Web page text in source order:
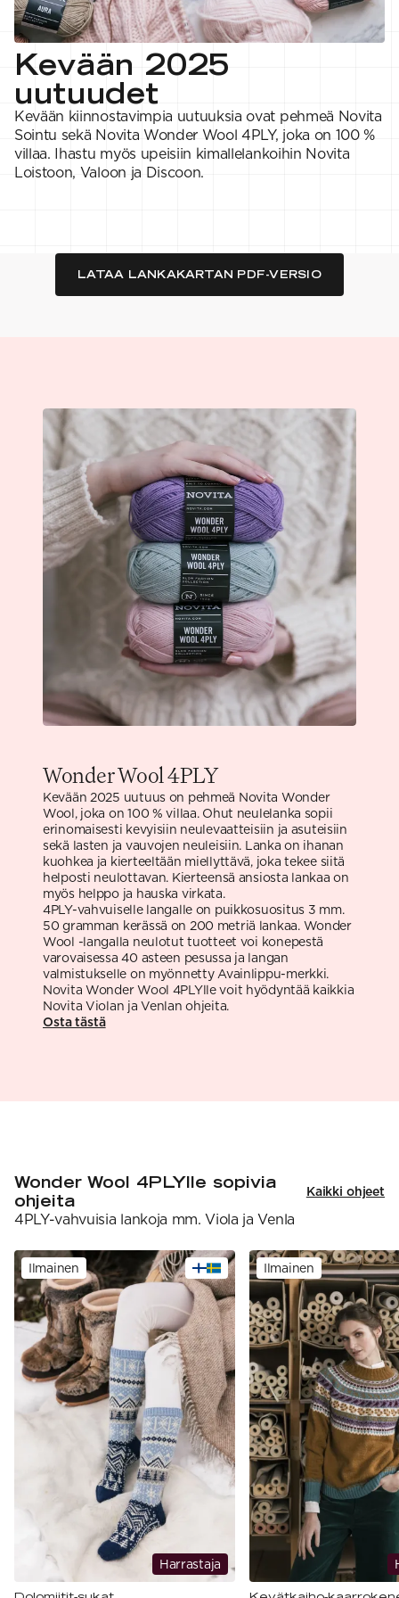
7 Veljestä
Nalle
Wonder Wool
Hehku
1 = ohuin, 7 = paksuin
1. Lace
2. 4-ply
3. Sport
5. Aran
6. Chunky
7. Super Chunky
SESONGIN MALLISTOT
SS26 Kirsikka
Simberg & Hanna
Sumari
neuleet
SS26 Auringon
kosketus -
kesämallisto
SS26 Signature
Collection
INSPIROIDU
Yhteisö
Ajankohtaista
Tilaa uutiskirje
Kaikki artikkelit
Kevään 2025
uutuudet
Kevään kiinnostavimpia uutuuksia ovat pehmeä Novita
Sointu sekä Novita Wonder Wool 4PLY, joka on 100 %
villaa. Ihastu myös upeisiin kimallelankoihin Novita
Loistoon, Valoon ja Discoon.
LATAA LANKAKARTAN PDF-VERSIO
Wonder Wool 4PLY
Kevään 2025 uutuus on pehmeä Novita Wonder
Wool, joka on 100 % villaa. Ohut neulelanka sopii
erinomaisesti kevyisiin neulevaatteisiin ja asuteisiin
sekä lasten ja vauvojen neuleisiin. Lanka on ihanan
kuohkea ja kierteeltään miellyttävä, joka tekee siitä
helposti neulottavan. Kierteensä ansiosta lankaa on
myös helppo ja hauska virkata.
4PLY-vahvuiselle langalle on puikkosuositus 3 mm.
50 gramman kerässä on 200 metriä lankaa. Wonder
Wool -langalla neulotut tuotteet voi konepestä
varovaisessa 40 asteen pesussa ja langan
valmistukselle on myönnetty Avainlippu-merkki.
Novita Wonder Wool 4PLYlle voit hyödyntää kaikkia
Novita Violan ja Venlan ohjeita.
Osta tästä
Wonder Wool 4PLYlle sopivia
ohjeita
Kaikki ohjeet
4PLY-vahvuisia lankoja mm. Viola ja Venla
Harrastaja
Ilmainen Ilmainen